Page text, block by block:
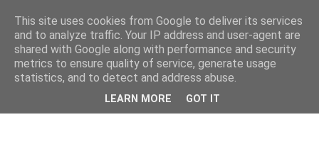
This site uses cookies from Google to deliver its services
and to analyze traffic. Your IP address and user-agent are
shared with Google along with performance and security
metrics to ensure quality of service, generate usage
statistics, and to detect and address abuse.
LEARN MORE GOT IT